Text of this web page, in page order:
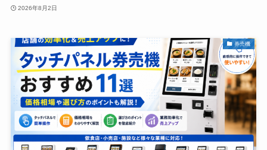
2026年8月2日
券売機